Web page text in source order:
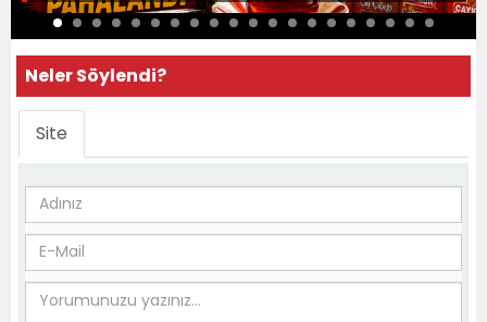
Neler Söylendi?
Site